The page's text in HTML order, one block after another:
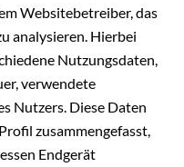
Websitebetreiber, das
analysieren. Hierbei
Nutzungsdaten,
verwendete
Nutzers. Diese Daten
zusammengefasst,
Endgerät